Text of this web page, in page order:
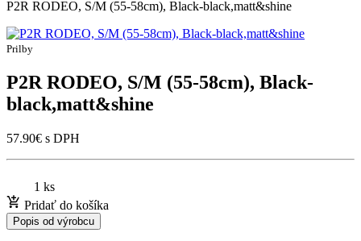
P2R RODEO, S/M (55-58cm), Black-black,matt&shine
Prilby
P2R RODEO, S/M (55-58cm), Black-
black,matt&shine
57.90€ s DPH
1 ks
Pridať do košíka
Popis od výrobcu